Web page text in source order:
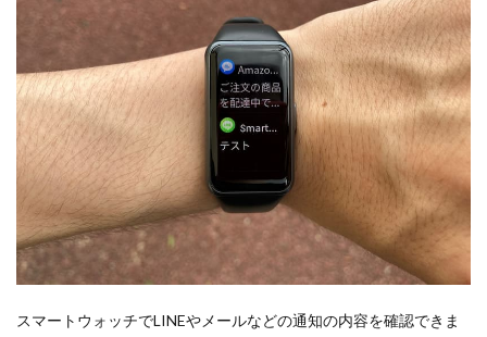
スマートウォッチでLINEやメールなどの通知の内容を確認できま